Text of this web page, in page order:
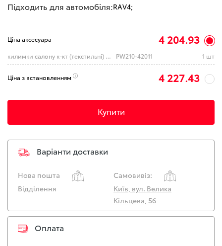
Підходить для автомобіля:RAV4;
Ціна аксесуара 4 204.93
килимки салону к-кт (текстильні) RAV4 (TOYOTA) PW210-42011 1 шт
Ціна з встановленням 4 227.43
Купити
Варіанти доставки
Нова пошта
Самовивіз:
Відділення
Київ, вул. Велика
Кільцева, 56
Оплата